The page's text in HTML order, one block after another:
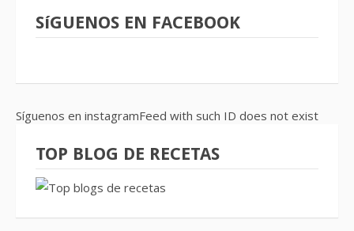
SíGUENOS EN FACEBOOK
Síguenos en instagramFeed with such ID does not exist
TOP BLOG DE RECETAS